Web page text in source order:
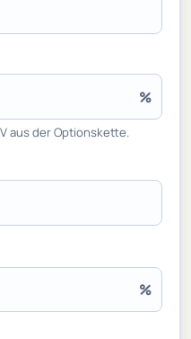
%
aus der Optionskette.
%